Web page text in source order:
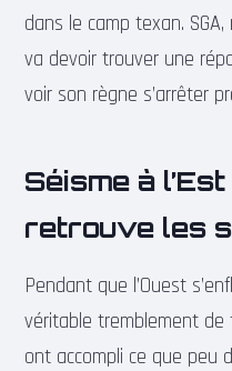
dans le camp texan.
va devoir trouver une
voir son règne s’arrêter
Séisme à
retrouve les
Pendant que l’Ouest
véritable tremblement de
ont accompli ce que peu